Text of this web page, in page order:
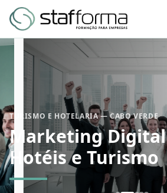
TURISMO E HOTELARIA — CABO VERDE
Marketing
Hotéis e Turismo